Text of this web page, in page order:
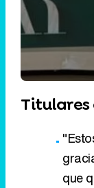
Titulares
que